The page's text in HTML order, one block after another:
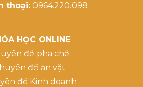
thoại:0964.220.098
HỌC ONLINE
đề pha chế
đề ăn vặt
đề Kinh doanh